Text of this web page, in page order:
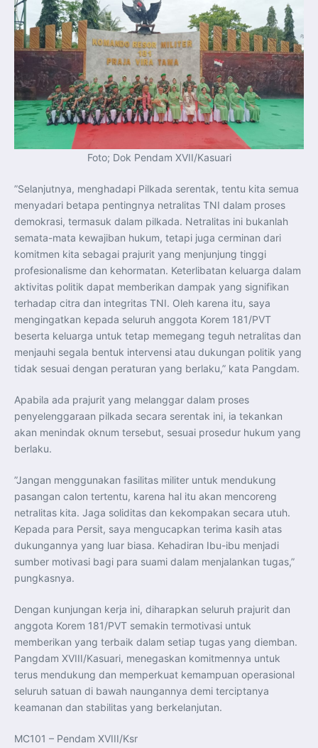
Foto; Dok Pendam XVII/Kasuari
”Selanjutnya, menghadapi Pilkada serentak, tentu kita semua
menyadari betapa pentingnya netralitas TNI dalam proses
demokrasi, termasuk dalam pilkada. Netralitas ini bukanlah
semata-mata kewajiban hukum, tetapi juga cerminan dari
komitmen kita sebagai prajurit yang menjunjung tinggi
profesionalisme dan kehormatan. Keterlibatan keluarga dalam
aktivitas politik dapat memberikan dampak yang signifikan
terhadap citra dan integritas TNI. Oleh karena itu, saya
mengingatkan kepada seluruh anggota Korem 181/PVT
beserta keluarga untuk tetap memegang teguh netralitas dan
menjauhi segala bentuk intervensi atau dukungan politik yang
tidak sesuai dengan peraturan yang berlaku,” kata Pangdam.
Apabila ada prajurit yang melanggar dalam proses
penyelenggaraan pilkada secara serentak ini, ia tekankan
akan menindak oknum tersebut, sesuai prosedur hukum yang
berlaku.
”Jangan menggunakan fasilitas militer untuk mendukung
pasangan calon tertentu, karena hal itu akan mencoreng
netralitas kita. Jaga soliditas dan kekompakan secara utuh.
Kepada para Persit, saya mengucapkan terima kasih atas
dukungannya yang luar biasa. Kehadiran Ibu-ibu menjadi
sumber motivasi bagi para suami dalam menjalankan tugas,”
pungkasnya.
Dengan kunjungan kerja ini, diharapkan seluruh prajurit dan
anggota Korem 181/PVT semakin termotivasi untuk
memberikan yang terbaik dalam setiap tugas yang diemban.
Pangdam XVIII/Kasuari, menegaskan komitmennya untuk
terus mendukung dan memperkuat kemampuan operasional
seluruh satuan di bawah naungannya demi terciptanya
keamanan dan stabilitas yang berkelanjutan.
MC101 – Pendam XVIII/Ksr